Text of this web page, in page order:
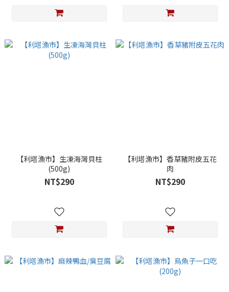
【利塔漁市】生凍海灣貝柱
(500g)
NT$290
【利塔漁市】香草豬附皮五花
肉
NT$290